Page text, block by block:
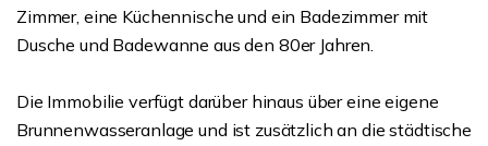
Zimmer, eine Küchennische und ein Badezimmer mit
Dusche und Badewanne aus den 80er Jahren.
Die Immobilie verfügt darüber hinaus über eine eigene
Brunnenwasseranlage und ist zusätzlich an die städtische